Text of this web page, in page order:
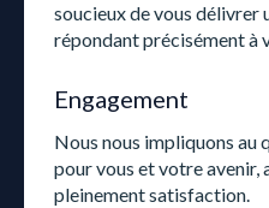
soucieux de vous délivrer
répondant précisément à
Engagement
Nous nous impliquons au
pour vous et votre avenir,
pleinement satisfaction.